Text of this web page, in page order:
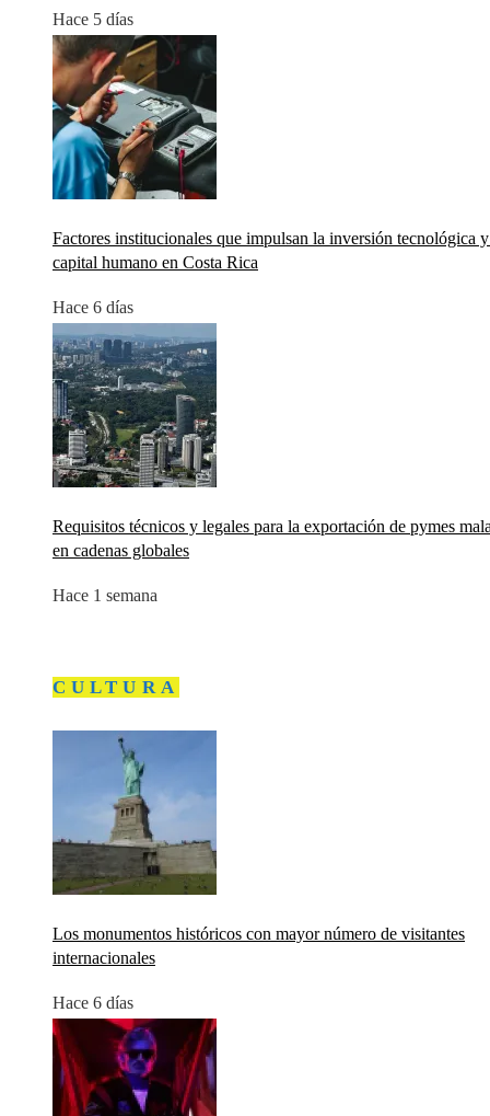
Hace 5 días
Factores institucionales que impulsan la inversión tecnológica
capital humano en Costa Rica
Hace 6 días
Requisitos técnicos y legales para la exportación de pymes
en cadenas globales
Hace 1 semana
CULTURA
Los monumentos históricos con mayor número de visitantes
internacionales
Hace 6 días